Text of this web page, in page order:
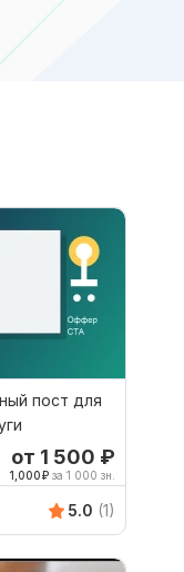
пост для
от 1 500 ₽
1,000₽ за 1 000 зн.
5.0 (1)